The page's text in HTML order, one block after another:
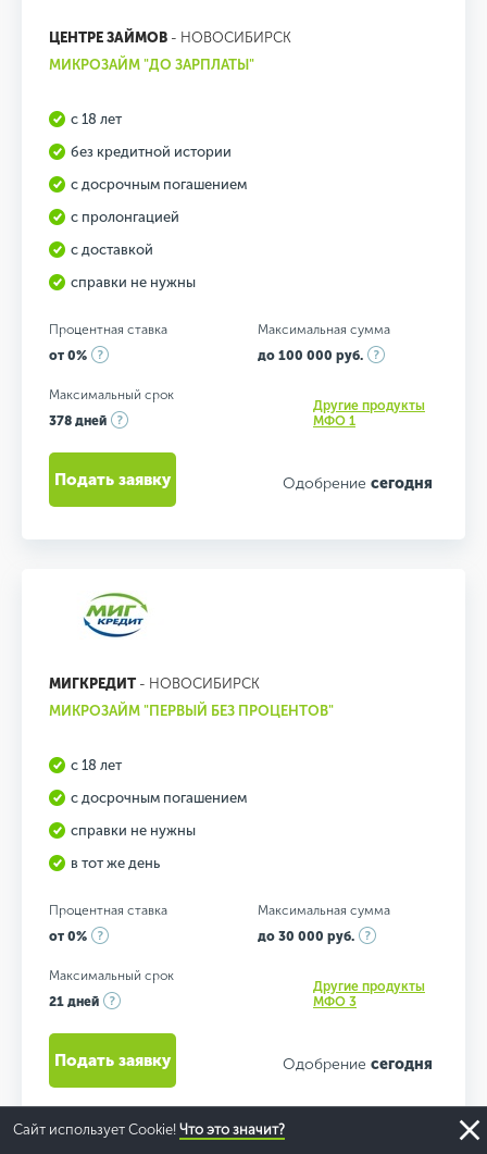
ЦЕНТРЕ ЗАЙМОВ - НОВОСИБИРСК
МИКРОЗАЙМ "ДО ЗАРПЛАТЫ"
с 18 лет
без кредитной истории
с досрочным погашением
с пролонгацией
с доставкой
справки не нужны
Процентная ставка
от 0%
Максимальная сумма
до 100 000 руб.
Максимальный срок
378 дней
Другие продукты
МФО 1
Одобрение сегодня
Подать заявку
МИГКРЕДИТ - НОВОСИБИРСК
МИКРОЗАЙМ "ПЕРВЫЙ БЕЗ ПРОЦЕНТОВ"
с 18 лет
с досрочным погашением
справки не нужны
в тот же день
Процентная ставка
от 0%
Максимальная сумма
до 30 000 руб.
Максимальный срок
21 дней
Другие продукты
МФО 3
Одобрение сегодня
Подать заявку
Сайт использует Cookie! Что это значит?